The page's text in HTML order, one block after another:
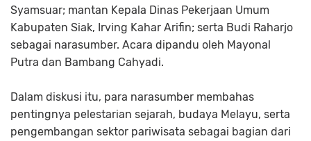
Syamsuar; mantan Kepala Dinas Pekerjaan Umum
Kabupaten Siak, Irving Kahar Arifin; serta Budi Raharjo
sebagai narasumber. Acara dipandu oleh Mayonal
Putra dan Bambang Cahyadi.
Dalam diskusi itu, para narasumber membahas
pentingnya pelestarian sejarah, budaya Melayu, serta
pengembangan sektor pariwisata sebagai bagian dari